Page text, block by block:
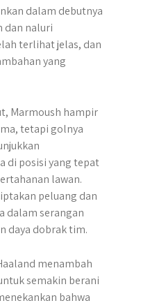
dalam debutnya
dan naluri
terlihat jelas, dan
yang
Marmoush hampir
tetapi golnya
di posisi yang tepat
lawan.
peluang dan
dalam serangan
daya dobrak tim.
menambah
semakin berani
bahwa